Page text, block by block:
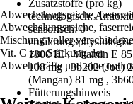
Zusatzstoffe (pro kg)
technologisch:
sensorisch: 0
1300 IE , Vitamin E
108 mg , 3b202 (Jod)
(Mangan) 81 mg ,
Fütterungshinweis
Abwechslungsreiche,
Abwechslungsreiche,
Mischung voller
Vit. C zur Stärkung der
Abwehrkräfte und eine